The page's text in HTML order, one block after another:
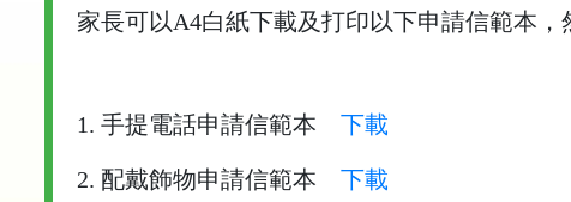
家長可以A4白紙下載及打印以下申請信範本
1. 手提電話申請信範本 下載
2. 配戴飾物申請信範本 下載